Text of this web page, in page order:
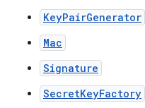
KeyPairGenerator
Mac
Signature
SecretKeyFactory